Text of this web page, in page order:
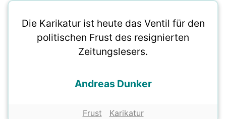
Die Karikatur ist heute das Ventil für den
politischen Frust des resignierten
Zeitungslesers.
Andreas Dunker
Frust Karikatur